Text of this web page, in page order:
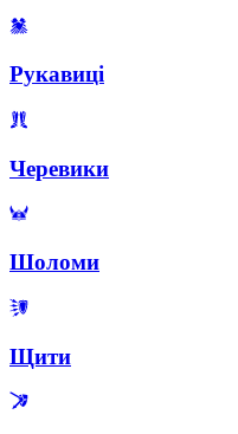
Рукавиці
Черевики
Шоломи
Щити